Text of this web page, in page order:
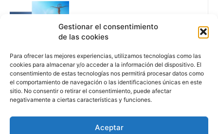
Gestionar el consentimiento
de las cookies
Para ofrecer las mejores experiencias, utilizamos tecnologías como las
cookies para almacenar y/o acceder a la información del dispositivo. El
consentimiento de estas tecnologías nos permitirá procesar datos como
el comportamiento de navegación o las identificaciones únicas en este
sitio. No consentir o retirar el consentimiento, puede afectar
negativamente a ciertas características y funciones.
Aceptar
UNCATEGORIZED
TEMPLOS RELIGIOSOS DE JORDANIA: UN VIAJE